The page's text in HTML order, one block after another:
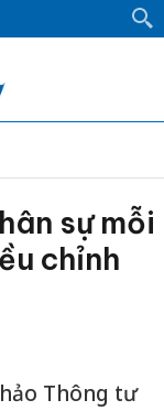
sự mỗi
chỉnh
Thông tư